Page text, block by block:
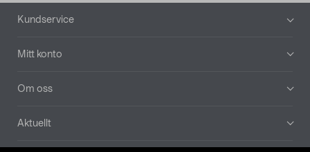
Sidfot
Kundservice
Mitt konto
Om oss
Aktuellt